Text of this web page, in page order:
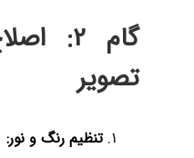
گام 2:
تصویر
تنظیم رنگ و نور: